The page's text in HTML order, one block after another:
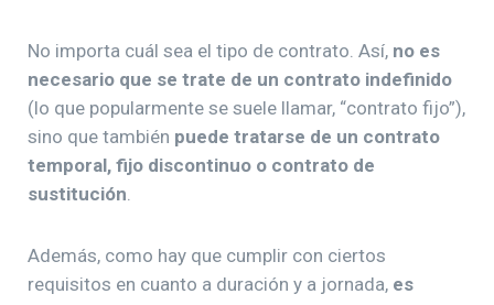
No importa cuál sea el tipo de contrato. Así, no es
necesario que se trate de un contrato indefinido
(lo que popularmente se suele llamar, “contrato fijo”),
sino que también puede tratarse de un contrato
temporal, fijo discontinuo o contrato de
sustitución
Además, como hay que cumplir con ciertos
requisitos en cuanto a duración y a jornada, es